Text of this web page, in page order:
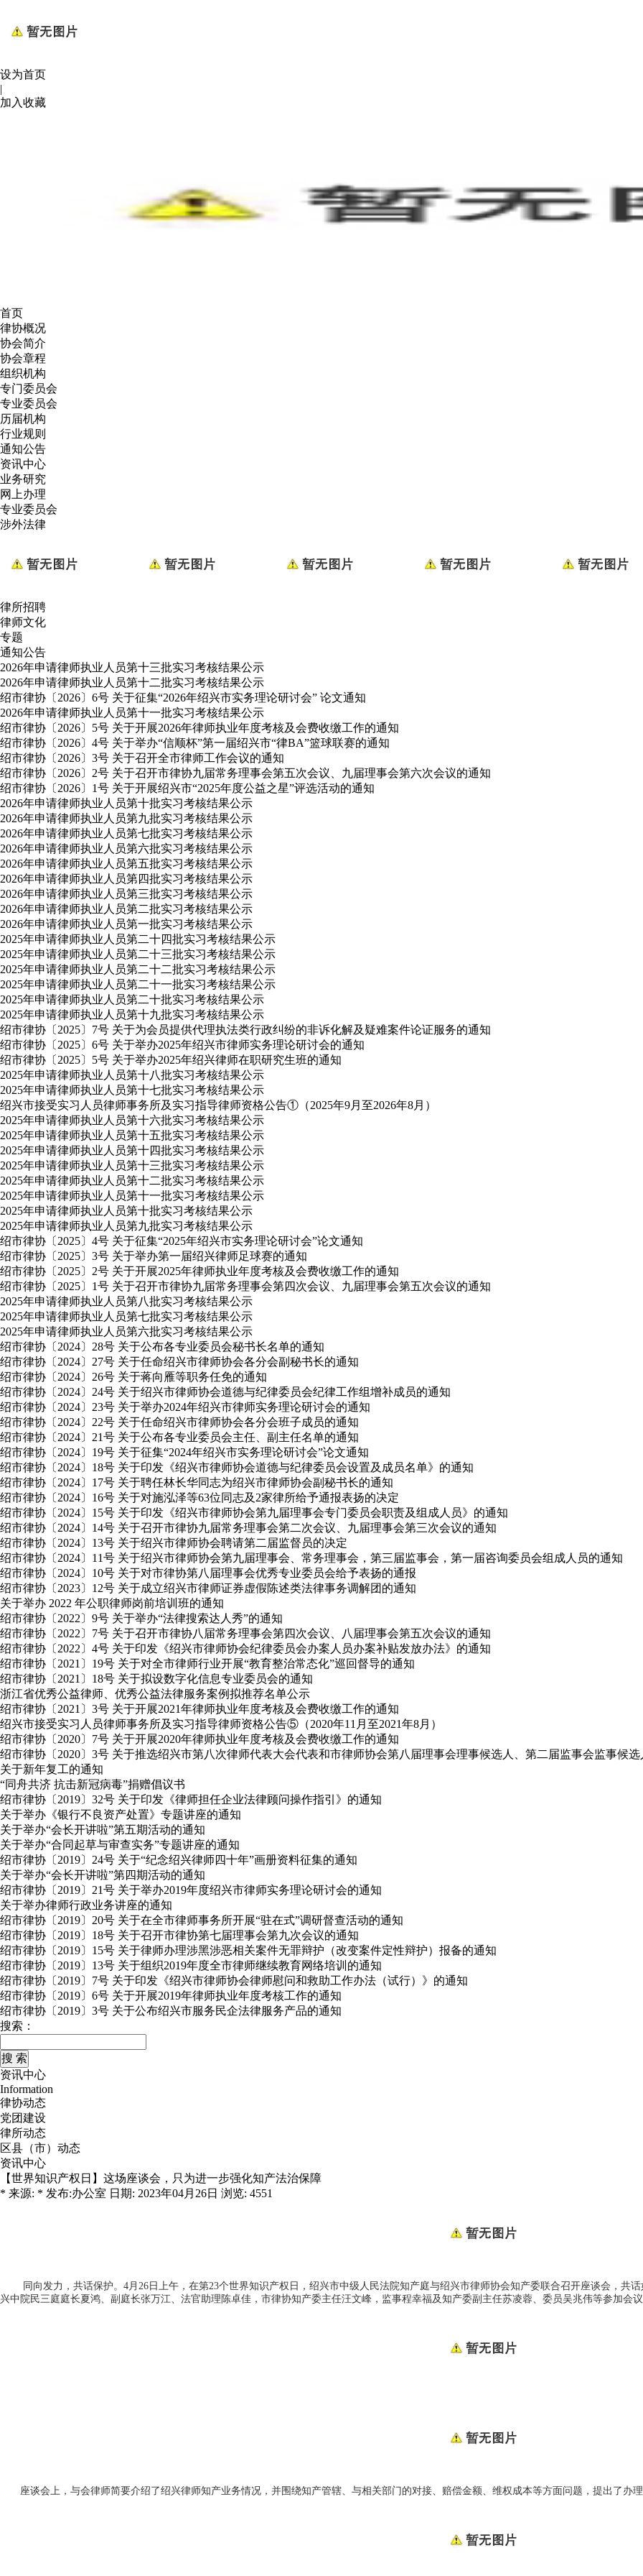
设为首页
|
加入收藏
首页
律协概况
协会简介
协会章程
组织机构
专门委员会
专业委员会
历届机构
行业规则
通知公告
资讯中心
业务研究
网上办理
专业委员会
涉外法律
律所招聘
律师文化
专题
通知公告
2026年申请律师执业人员第十三批实习考核结果公示
2026年申请律师执业人员第十二批实习考核结果公示
绍市律协〔2026〕6号 关于征集“2026年绍兴市实务理论研讨会” 论文通知
2026年申请律师执业人员第十一批实习考核结果公示
绍市律协〔2026〕5号 关于开展2026年律师执业年度考核及会费收缴工作的通知
绍市律协〔2026〕4号 关于举办“信顺杯”第一届绍兴市“律BA”篮球联赛的通知
绍市律协〔2026〕3号 关于召开全市律师工作会议的通知
绍市律协〔2026〕2号 关于召开市律协九届常务理事会第五次会议、九届理事会第六次会议的通知
绍市律协〔2026〕1号 关于开展绍兴市“2025年度公益之星”评选活动的通知
2026年申请律师执业人员第十批实习考核结果公示
2026年申请律师执业人员第九批实习考核结果公示
2026年申请律师执业人员第七批实习考核结果公示
2026年申请律师执业人员第六批实习考核结果公示
2026年申请律师执业人员第五批实习考核结果公示
2026年申请律师执业人员第四批实习考核结果公示
2026年申请律师执业人员第三批实习考核结果公示
2026年申请律师执业人员第二批实习考核结果公示
2026年申请律师执业人员第一批实习考核结果公示
2025年申请律师执业人员第二十四批实习考核结果公示
2025年申请律师执业人员第二十三批实习考核结果公示
2025年申请律师执业人员第二十二批实习考核结果公示
2025年申请律师执业人员第二十一批实习考核结果公示
2025年申请律师执业人员第二十批实习考核结果公示
2025年申请律师执业人员第十九批实习考核结果公示
绍市律协〔2025〕7号 关于为会员提供代理执法类行政纠纷的非诉化解及疑难案件论证服务的通知
绍市律协〔2025〕6号 关于举办2025年绍兴市律师实务理论研讨会的通知
绍市律协〔2025〕5号 关于举办2025年绍兴律师在职研究生班的通知
2025年申请律师执业人员第十八批实习考核结果公示
2025年申请律师执业人员第十七批实习考核结果公示
绍兴市接受实习人员律师事务所及实习指导律师资格公告①（2025年9月至2026年8月）
2025年申请律师执业人员第十六批实习考核结果公示
2025年申请律师执业人员第十五批实习考核结果公示
2025年申请律师执业人员第十四批实习考核结果公示
2025年申请律师执业人员第十三批实习考核结果公示
2025年申请律师执业人员第十二批实习考核结果公示
2025年申请律师执业人员第十一批实习考核结果公示
2025年申请律师执业人员第十批实习考核结果公示
2025年申请律师执业人员第九批实习考核结果公示
绍市律协〔2025〕4号 关于征集“2025年绍兴市实务理论研讨会”论文通知
绍市律协〔2025〕3号 关于举办第一届绍兴律师足球赛的通知
绍市律协〔2025〕2号 关于开展2025年律师执业年度考核及会费收缴工作的通知
绍市律协〔2025〕1号 关于召开市律协九届常务理事会第四次会议、九届理事会第五次会议的通知
2025年申请律师执业人员第八批实习考核结果公示
2025年申请律师执业人员第七批实习考核结果公示
2025年申请律师执业人员第六批实习考核结果公示
绍市律协〔2024〕28号 关于公布各专业委员会秘书长名单的通知
绍市律协〔2024〕27号 关于任命绍兴市律师协会各分会副秘书长的通知
绍市律协〔2024〕26号 关于蒋向雁等职务任免的通知
绍市律协〔2024〕24号 关于绍兴市律师协会道德与纪律委员会纪律工作组增补成员的通知
绍市律协〔2024〕23号 关于举办2024年绍兴市律师实务理论研讨会的通知
绍市律协〔2024〕22号 关于任命绍兴市律师协会各分会班子成员的通知
绍市律协〔2024〕21号 关于公布各专业委员会主任、副主任名单的通知
绍市律协〔2024〕19号 关于征集“2024年绍兴市实务理论研讨会”论文通知
绍市律协〔2024〕18号 关于印发《绍兴市律师协会道德与纪律委员会设置及成员名单》的通知
绍市律协〔2024〕17号 关于聘任林长华同志为绍兴市律师协会副秘书长的通知
绍市律协〔2024〕16号 关于对施泓泽等63位同志及2家律所给予通报表扬的决定
绍市律协〔2024〕15号 关于印发《绍兴市律师协会第九届理事会专门委员会职责及组成人员》的通知
绍市律协〔2024〕14号 关于召开市律协九届常务理事会第二次会议、九届理事会第三次会议的通知
绍市律协〔2024〕13号 关于绍兴市律师协会聘请第二届监督员的决定
绍市律协〔2024〕11号 关于绍兴市律师协会第九届理事会、常务理事会，第三届监事会，第一届咨询委员会组成人员的通知
绍市律协〔2024〕10号 关于对市律协第八届理事会优秀专业委员会给予表扬的通报
绍市律协〔2023〕12号 关于成立绍兴市律师证券虚假陈述类法律事务调解团的通知
关于举办 2022 年公职律师岗前培训班的通知
绍市律协〔2022〕9号 关于举办“法律搜索达人秀”的通知
绍市律协〔2022〕7号 关于召开市律协八届常务理事会第四次会议、八届理事会第五次会议的通知
绍市律协〔2022〕4号 关于印发《绍兴市律师协会纪律委员会办案人员办案补贴发放办法》的通知
绍市律协〔2021〕19号 关于对全市律师行业开展“教育整治常态化”巡回督导的通知
绍市律协〔2021〕18号 关于拟设数字化信息专业委员会的通知
浙江省优秀公益律师、优秀公益法律服务案例拟推荐名单公示
绍市律协〔2021〕3号 关于开展2021年律师执业年度考核及会费收缴工作的通知
绍兴市接受实习人员律师事务所及实习指导律师资格公告⑤（2020年11月至2021年8月）
绍市律协〔2020〕7号 关于开展2020年律师执业年度考核及会费收缴工作的通知
绍市律协〔2020〕3号 关于推选绍兴市第八次律师代表大会代表和市律师协会第八届理事会理事候选人、第二届监事会监事候
关于新年复工的通知
“同舟共济 抗击新冠病毒”捐赠倡议书
绍市律协〔2019〕32号 关于印发《律师担任企业法律顾问操作指引》的通知
关于举办《银行不良资产处置》专题讲座的通知
关于举办“会长开讲啦”第五期活动的通知
关于举办“合同起草与审查实务”专题讲座的通知
绍市律协〔2019〕24号 关于“纪念绍兴律师四十年”画册资料征集的通知
关于举办“会长开讲啦”第四期活动的通知
绍市律协〔2019〕21号 关于举办2019年度绍兴市律师实务理论研讨会的通知
关于举办律师行政业务讲座的通知
绍市律协〔2019〕20号 关于在全市律师事务所开展“驻在式”调研督查活动的通知
绍市律协〔2019〕18号 关于召开市律协第七届理事会第九次会议的通知
绍市律协〔2019〕15号 关于律师办理涉黑涉恶相关案件无罪辩护（改变案件定性辩护）报备的通知
绍市律协〔2019〕13号 关于组织2019年度全市律师继续教育网络培训的通知
绍市律协〔2019〕7号 关于印发《绍兴市律师协会律师慰问和救助工作办法（试行）》的通知
绍市律协〔2019〕6号 关于开展2019年律师执业年度考核工作的通知
绍市律协〔2019〕3号 关于公布绍兴市服务民企法律服务产品的通知
搜索：
资讯中心
Information
律协动态
党团建设
律所动态
区县（市）动态
资讯中心
【世界知识产权日】这场座谈会，只为进一步强化知产法治保障
* 来源: * 发布:办公室 日期: 2023年04月26日 浏览: 4551
同向发力，共话保护。4月26日上午，在第23个世界知识产权日，绍兴市中级人民法院知产庭与绍兴市律师协会知产委联合召开座谈会，共
兴中院民三庭庭长夏鸿、副庭长张万江、法官助理陈卓佳，市律协知产委主任汪文峰，监事程幸福及知产委副主任苏凌蓉、委员吴兆伟等参加会
座谈会上，与会律师简要介绍了绍兴律师知产业务情况，并围绕知产管辖、与相关部门的对接、赔偿金额、维权成本等方面问题，提出了办